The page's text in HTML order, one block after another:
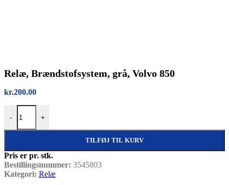
Relæ, Brændstofsystem, grå, Volvo 850
kr.200.00
-
Relæ, Brændstofsystem, grå, Volvo 850 antal
+
TILFØJ TIL KURV
Pris er pr. stk.
Bestillingsnummer: 3545803
Kategori: Relæ